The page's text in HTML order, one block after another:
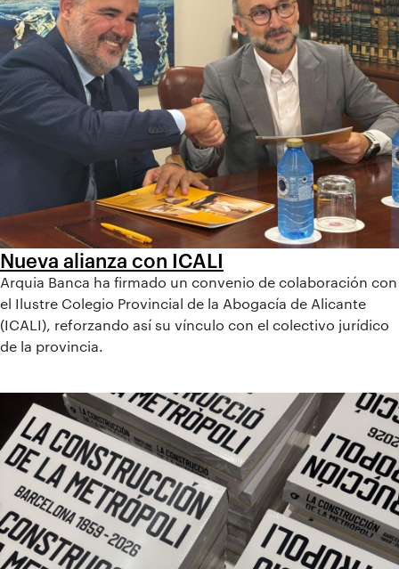
Nueva alianza con ICALI
Arquia Banca ha firmado un convenio de colaboración con
el Ilustre Colegio Provincial de la Abogacía de Alicante
(ICALI), reforzando así su vínculo con el colectivo jurídico
de la provincia.